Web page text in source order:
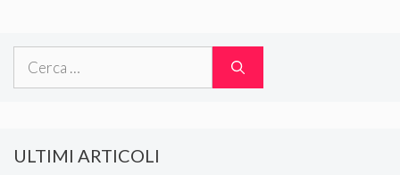
Ricerca
ULTIMI ARTICOLI